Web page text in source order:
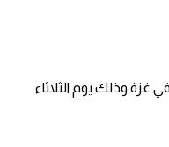
غزة وذلك يوم الثلاثاء